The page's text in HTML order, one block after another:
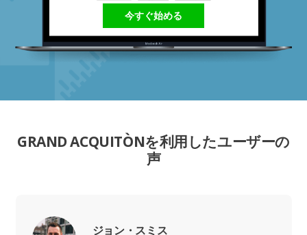
今すぐ始める
GRAND ACQUITÒNを利用したユーザーの
声
ジョン・スミス